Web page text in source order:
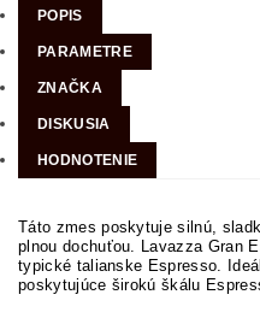
POPIS
PARAMETRE
ZNAČKA
DISKUSIA
HODNOTENIE
Táto zmes poskytuje silnú,
plnou dochuťou. Lavazza Gran
typické talianske Espresso.
poskytujúce širokú škálu